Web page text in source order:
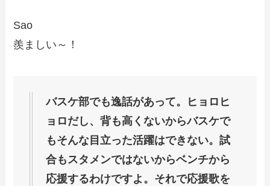
Sao
羨ましい～！
バスケ部でも逸話があって。ヒョロヒ
ョロだし、背も高くないからバスケで
もそんな目立った活躍はできない。試
合もスタメンではないからベンチから
応援するわけですよ。それで応援歌を